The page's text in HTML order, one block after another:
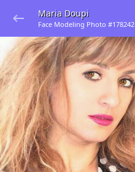
Maria Doupi
Face Modeling Photo #178242